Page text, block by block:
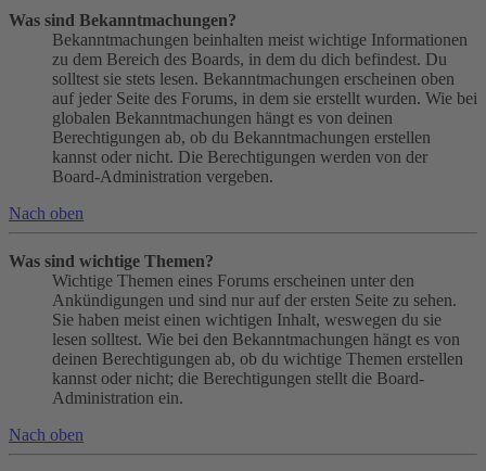
Was sind Bekanntmachungen?
Bekanntmachungen beinhalten meist wichtige Informationen
zu dem Bereich des Boards, in dem du dich befindest. Du
solltest sie stets lesen. Bekanntmachungen erscheinen oben
auf jeder Seite des Forums, in dem sie erstellt wurden. Wie bei
globalen Bekanntmachungen hängt es von deinen
Berechtigungen ab, ob du Bekanntmachungen erstellen
kannst oder nicht. Die Berechtigungen werden von der
Board-Administration vergeben.
Nach oben
Was sind wichtige Themen?
Wichtige Themen eines Forums erscheinen unter den
Ankündigungen und sind nur auf der ersten Seite zu sehen.
Sie haben meist einen wichtigen Inhalt, weswegen du sie
lesen solltest. Wie bei den Bekanntmachungen hängt es von
deinen Berechtigungen ab, ob du wichtige Themen erstellen
kannst oder nicht; die Berechtigungen stellt die Board-
Administration ein.
Nach oben